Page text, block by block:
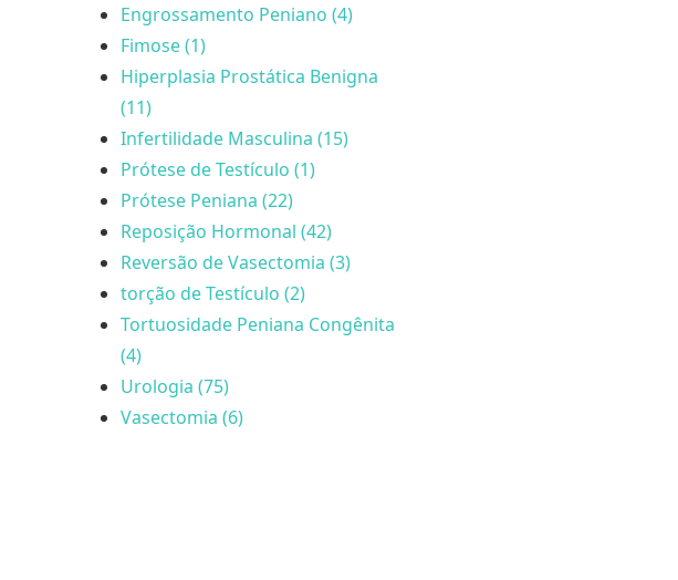
Engrossamento Peniano (4)
Fimose (1)
Hiperplasia Prostática Benigna
(11)
Infertilidade Masculina (15)
Prótese de Testículo (1)
Prótese Peniana (22)
Reposição Hormonal (42)
Reversão de Vasectomia (3)
torção de Testículo (2)
Tortuosidade Peniana Congênita
(4)
Urologia (75)
Vasectomia (6)